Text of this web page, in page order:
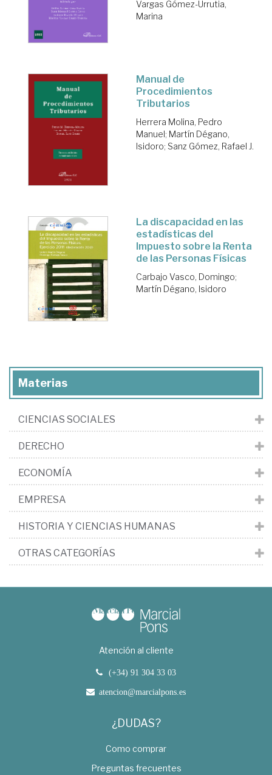
Vargas Gómez-Urrutia,
Marina
Manual de
Procedimientos
Tributarios
Herrera Molina, Pedro
Manuel; Martín Dégano,
Isidoro; Sanz Gómez, Rafael J.
La discapacidad en las
estadísticas del
Impuesto sobre la Renta
de las Personas Físicas
Carbajo Vasco, Domingo;
Martín Dégano, Isidoro
Materias
CIENCIAS SOCIALES
DERECHO
ECONOMÍA
EMPRESA
HISTORIA Y CIENCIAS HUMANAS
OTRAS CATEGORÍAS
Atención al cliente
(+34) 91 304 33 03
atencion@marcialpons.es
¿DUDAS?
Como comprar
Preguntas frecuentes